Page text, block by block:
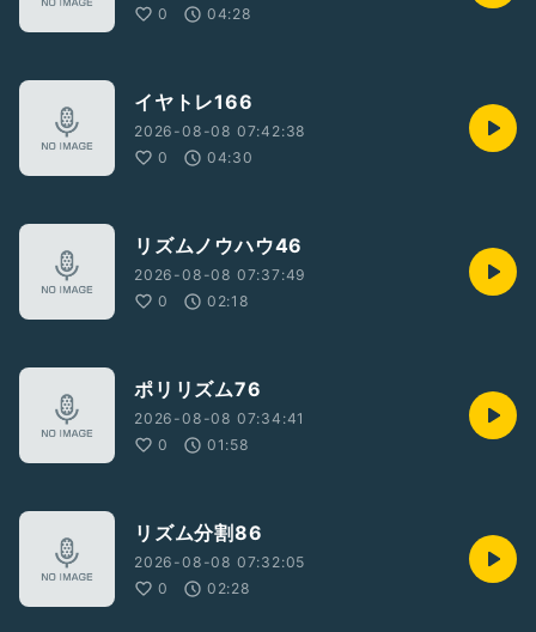
0
04:28
イヤトレ166
2026-08-08 07:42:38
0
04:30
リズムノウハウ46
2026-08-08 07:37:49
0
02:18
ポリリズム76
2026-08-08 07:34:41
0
01:58
リズム分割86
2026-08-08 07:32:05
0
02:28